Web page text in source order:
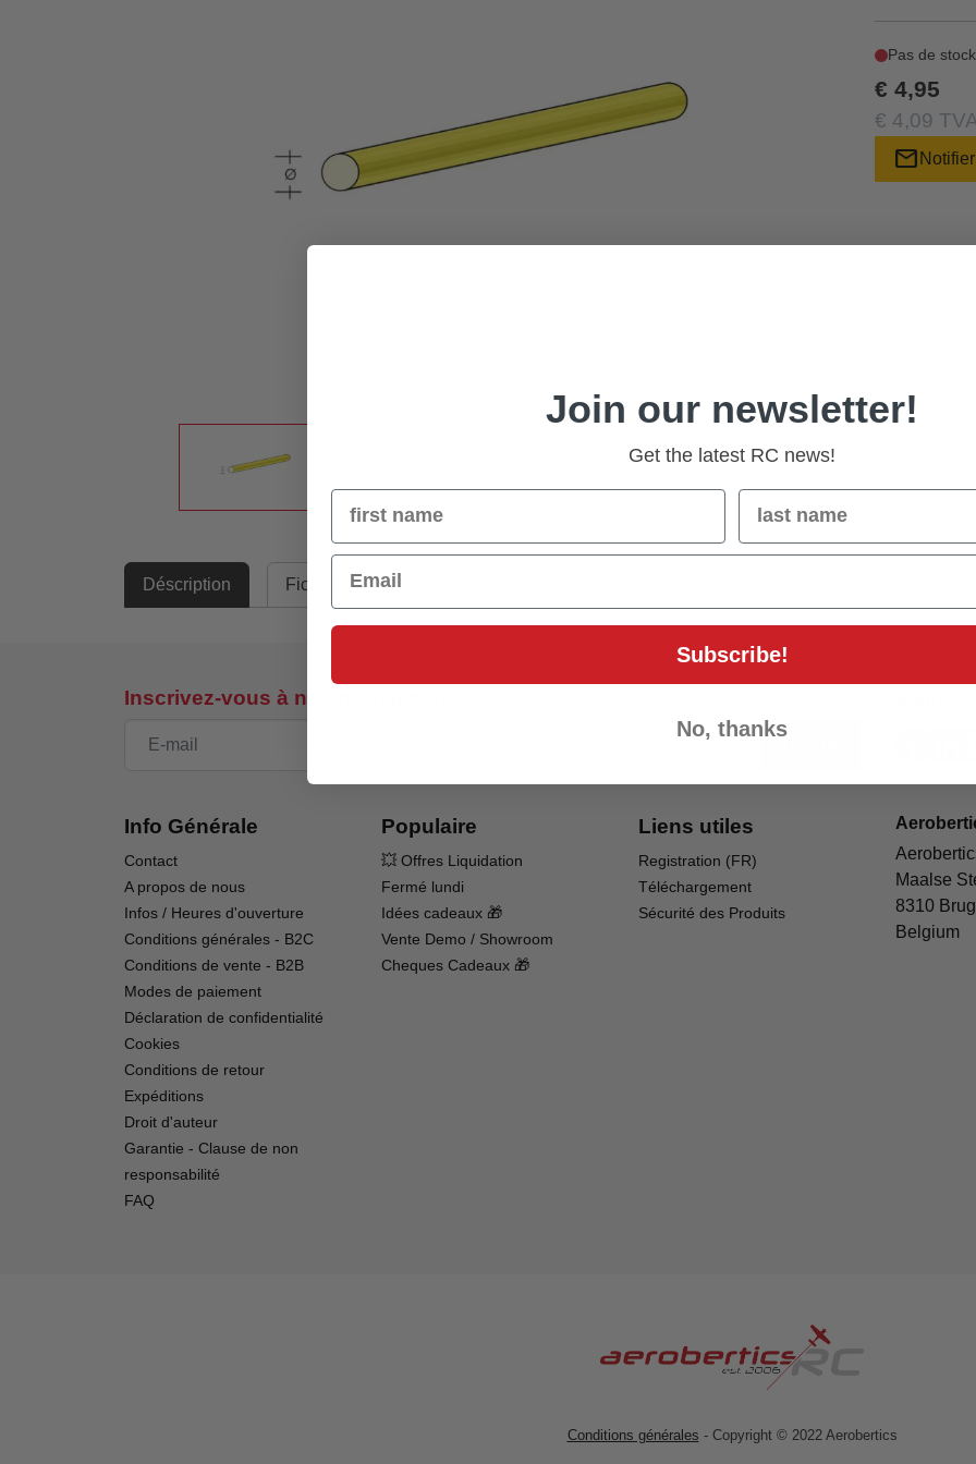
Pas de stock
€ 4,95
€ 4,09
mail
Déscription Fiche technique
Inscrivez-vous à nos newsletters
Info Générale
Contact
A propos de nous
Infos / Heures d'ouverture
Conditions générales - B2C
Conditions de vente - B2B
Modes de paiement
Déclaration de confidentialité
Cookies
Conditions de retour
Expéditions
Droit d'auteur
Garantie - Clause de non
responsabilité
FAQ
Populaire
💥 Offres Liquidation
Fermé lundi
Idées cadeaux 🎁
Vente Demo / Showroom
Cheques Cadeaux 🎁
Liens utiles
Registration (FR)
Téléchargement
Sécurité des Produits
Maalse
8310
Belgium
Conditions générales - Copyright © 2022 Aerobertics
Join our newsletter!
Get the latest RC news!
Name
Name
Email
Subscribe!
No, thanks